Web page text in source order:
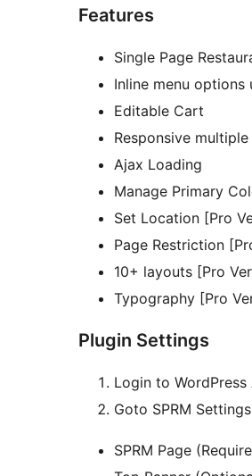
Features
Single Page
Inline menu
Editable Cart
Responsive
Ajax Loading
Manage Primary
Set Location [Pro
Page Restriction
10+ layouts [Pro
Typography [Pro
Plugin Settings
Login to WordPress
Goto SPRM
SPRM Page